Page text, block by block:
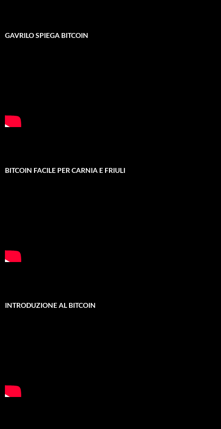
GAVRILO SPIEGA BITCOIN
BITCOIN FACILE PER CARNIA E FRIULI
INTRODUZIONE AL BITCOIN